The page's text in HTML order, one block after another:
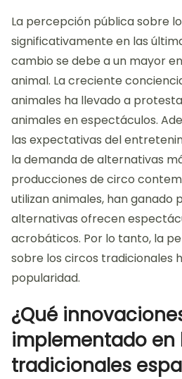
La percepción pública sobre
significativamente en las
cambio se debe a un mayor
animal. La creciente
animales ha llevado a
animales en espectáculos.
las expectativas del
la demanda de alternativas
producciones de circo
utilizan animales, han ganado
alternativas ofrecen
acrobáticos. Por lo tanto, la
sobre los circos tradicionales
popularidad.
¿Qué
implementado en
tradicionales